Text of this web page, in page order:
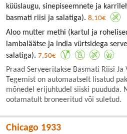
küüslaugu, sinepiseemnete ja
basmati riisi ja salatiga). 8,10€
Aloo mutter methi (kartul ja
lambaläätse ja india vürtsidega
salatiga). 7,50€
Praad Serveeritakse Basmati Riisi Ja
Tegemist on automaatselt lisatud
mõnedel erijuhtudel siiski puududa.
ootamatult broneeritud või suletud.
Chicago 1933